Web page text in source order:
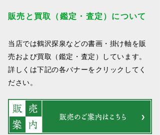
販売と買取（鑑定・査定）について
当店では鶴沢探泉などの書画・掛け軸を販
売および買取（鑑定・査定）しています。
詳しくは下記の各バナーをクリックしてく
ださい。